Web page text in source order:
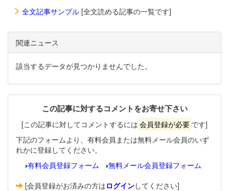
全文記事サンプル [全文読める記事の一覧です]
関連ニュース
該当するデータが見つかりませんでした。
この記事に対するコメントをお寄せ下さい
[この記事に対してコメントするには 会員登録が必要 です]
下記のフォームより、有料会員または無料メール会員のいず
れかに登録してください。
有料会員登録フォーム
無料メール会員登録フォーム
[会員登録がお済みの方はログインしてください]